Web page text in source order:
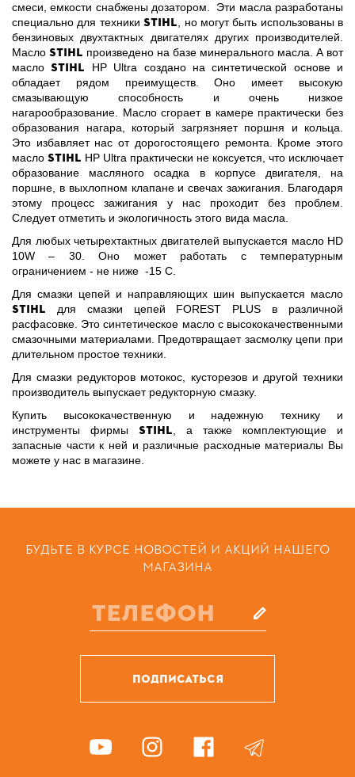
смеси, емкости снабжены дозатором. Эти масла разработаны
специально для техникиStihl, но могут быть использованы в
бензиновых двухтактных двигателях других производителей.
Масло Stihl произведено на базе минерального масла. А вот
маслоStihl HP Ultra создано на синтетической основе и
обладает рядом преимуществ. Оно имеет высокую
смазывающую способность и очень низкое
нагарообразование. Масло сгорает в камере практически без
образования нагара, который загрязняет поршня и кольца.
Это избавляет нас от дорогостоящего ремонта. Кроме этого
масло Stihl HP Ultra практически не коксуется, что исключает
образование масляного осадка в корпусе двигателя, на
поршне, в выхлопном клапане и свечах зажигания. Благодаря
этому процесс зажигания у нас проходит без проблем.
Следует отметить и экологичность этого вида масла.
Для любых четырехтактных двигателей выпускается масло HD
10W – 30. Оно может работать с температурным
ограничением - не ниже -15 C.
Для смазки цепей и направляющих шин выпускается масло
Stihl для смазки цепей FOREST PLUS в различной
расфасовке. Это синтетическое масло с высококачественными
смазочными материалами. Предотвращает засмолку цепи при
длительном простое техники.
Для смазки редукторов мотокос, кусторезов и другой техники
производитель выпускает редукторную смазку.
Купить высококачественную и надежную технику и
инструменты фирмы Stihl, а также комплектующие и
запасные части к ней и различные расходные материалы Вы
можете у нас в магазине.
БУДЬТЕ В КУРСЕ НОВОСТЕЙ И АКЦИЙ НАШЕГО
МАГАЗИНА
ПОДПИСАТЬСЯ